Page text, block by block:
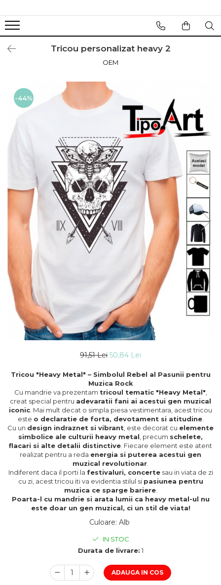
Tricou personalizat heavy 2
OEM
-44%
91,51 Lei 50,84 Lei
Tricou "Heavy Metal" – Simbolul Rebel al Pasunii pentru
Muzica Rock
Cu mandrie va prezentam tricoul tematic "Heavy Metal"
creat special pentru adevaratii fani ai acestui gen muzical
iconic . Mai mult decat o simpla piesa vestimentara, acest tricou
este o declaratie de forta, devotament si atitudine.
Cu un design indraznet si vibrant , este decorat cu elemente
simbolice ale culturii heavy metal , precum schelete,
flacari si alte detalii distinctive . Fiecare element este atent
realizat pentru a reda energia si puterea acestui gen
muzical revolutionar
Indiferent daca il porti la festivaluri, concertesau in viata de zi
cu zi, acest tricou iti va evidentia stilul si pasiunea pentru
muzica ce sparge bariere.
Poarta-l cu mandrie si arata lumii ca heavy metal-ul nu
este doar un gen muzical, ci un stil de viata!
Culoare: Alb
IN STOC
Durata de livrare: 1
ADAUGA IN COS